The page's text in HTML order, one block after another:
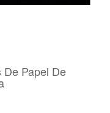
Papel De